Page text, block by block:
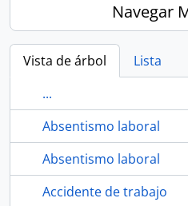
Navegar
Vista de árbol Lista
...
Absentismo laboral
Absentismo laboral
Accidente de trabajo